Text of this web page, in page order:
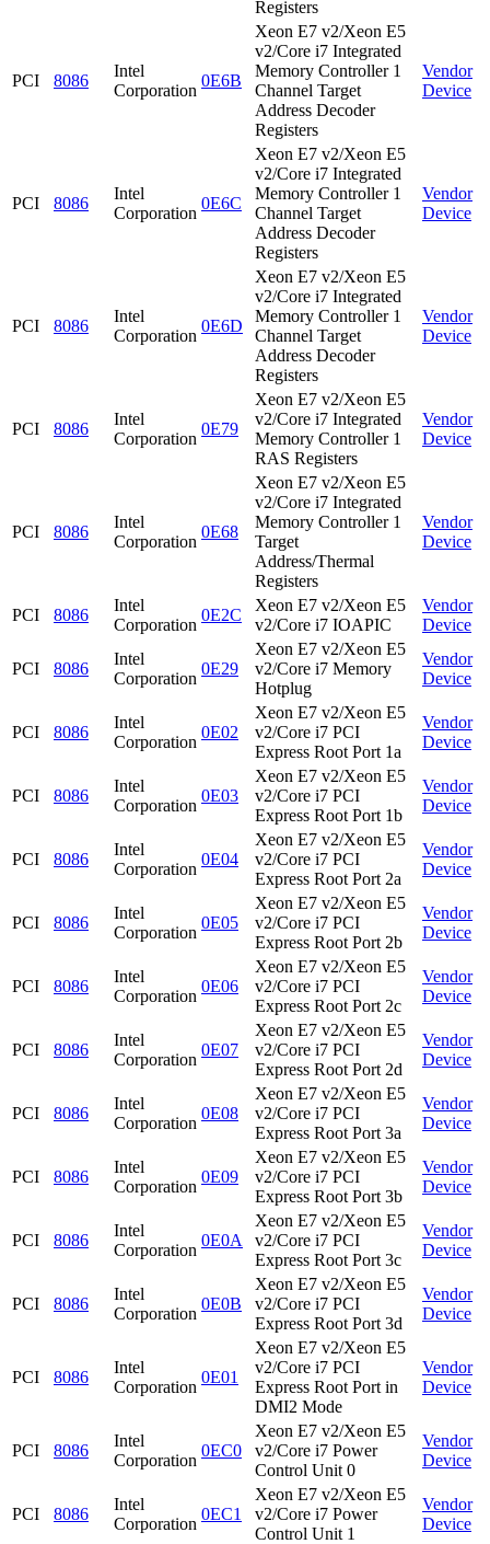
Registers
PCI 8086
Intel
Corporation
0E6B
Xeon E7 v2/Xeon E5
v2/Core i7 Integrated
Memory Controller 1
Channel Target
Address Decoder
Registers
Vendor
Device
PCI 8086
Intel
Corporation
0E6C
Xeon E7 v2/Xeon E5
v2/Core i7 Integrated
Memory Controller 1
Channel Target
Address Decoder
Registers
Vendor
Device
PCI 8086
Intel
Corporation
0E6D
Xeon E7 v2/Xeon E5
v2/Core i7 Integrated
Memory Controller 1
Channel Target
Address Decoder
Registers
Vendor
Device
PCI 8086
Intel
Corporation
0E79
Xeon E7 v2/Xeon E5
v2/Core i7 Integrated
Memory Controller 1
RAS Registers
Vendor
Device
PCI 8086
Intel
Corporation
0E68
Xeon E7 v2/Xeon E5
v2/Core i7 Integrated
Memory Controller 1
Target
Address/Thermal
Registers
Vendor
Device
PCI 8086
Intel
Corporation
0E2C
Xeon E7 v2/Xeon E5
v2/Core i7 IOAPIC
Vendor
Device
PCI 8086
Intel
Corporation
0E29
Xeon E7 v2/Xeon E5
v2/Core i7 Memory
Hotplug
Vendor
Device
PCI 8086
Intel
Corporation
0E02
Xeon E7 v2/Xeon E5
v2/Core i7 PCI
Express Root Port 1a
Vendor
Device
PCI 8086
Intel
Corporation
0E03
Xeon E7 v2/Xeon E5
v2/Core i7 PCI
Express Root Port 1b
Vendor
Device
PCI 8086
Intel
Corporation
0E04
Xeon E7 v2/Xeon E5
v2/Core i7 PCI
Express Root Port 2a
Vendor
Device
PCI 8086
Intel
Corporation
0E05
Xeon E7 v2/Xeon E5
v2/Core i7 PCI
Express Root Port 2b
Vendor
Device
PCI 8086
Intel
Corporation
0E06
Xeon E7 v2/Xeon E5
v2/Core i7 PCI
Express Root Port 2c
Vendor
Device
PCI 8086
Intel
Corporation
0E07
Xeon E7 v2/Xeon E5
v2/Core i7 PCI
Express Root Port 2d
Vendor
Device
PCI 8086
Intel
Corporation
0E08
Xeon E7 v2/Xeon E5
v2/Core i7 PCI
Express Root Port 3a
Vendor
Device
PCI 8086
Intel
Corporation
0E09
Xeon E7 v2/Xeon E5
v2/Core i7 PCI
Express Root Port 3b
Vendor
Device
PCI 8086
Intel
Corporation
0E0A
Xeon E7 v2/Xeon E5
v2/Core i7 PCI
Express Root Port 3c
Vendor
Device
PCI 8086
Intel
Corporation
0E0B
Xeon E7 v2/Xeon E5
v2/Core i7 PCI
Express Root Port 3d
Vendor
Device
PCI 8086
Intel
Corporation
0E01
Xeon E7 v2/Xeon E5
v2/Core i7 PCI
Express Root Port in
DMI2 Mode
Vendor
Device
PCI 8086
Intel
Corporation
0EC0
Xeon E7 v2/Xeon E5
v2/Core i7 Power
Control Unit 0
Vendor
Device
PCI 8086
Intel
Corporation
0EC1
Xeon E7 v2/Xeon E5
v2/Core i7 Power
Control Unit 1
Vendor
Device